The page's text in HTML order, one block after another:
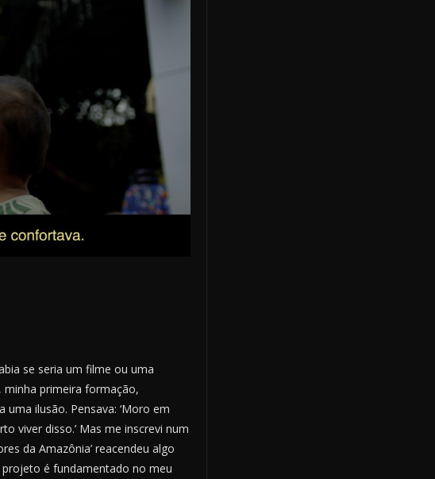
se seria um filme ou uma
minha primeira formação,
ilusão. Pensava: ‘Moro em
viver disso.’ Mas me inscrevi num
da Amazônia’ reacendeu algo
projeto é fundamentado no meu